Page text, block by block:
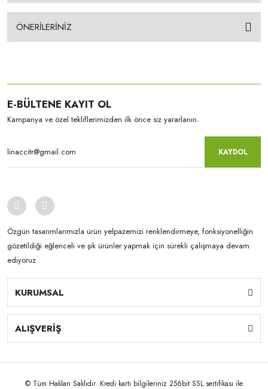
ÖNERİLERİNİZ
E-BÜLTENE KAYIT OL
Kampanya ve özel tekliflerimizden ilk önce siz yararlanın.
KAYDOL
Özgün tasarımlarımızla ürün yelpazemizi renklendirmeye, fonksiyonelliğin
gözetildiği eğlenceli ve şık ürünler yapmak için sürekli çalışmaya devam
ediyoruz
KURUMSAL
ALIŞVERİŞ
© Tüm Hakları Saklıdır. Kredi kartı bilgileriniz 256bit SSL sertifikası ile